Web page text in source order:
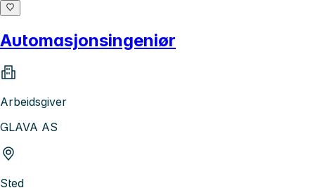
Automasjonsingeniør
Arbeidsgiver
GLAVA AS
Sted